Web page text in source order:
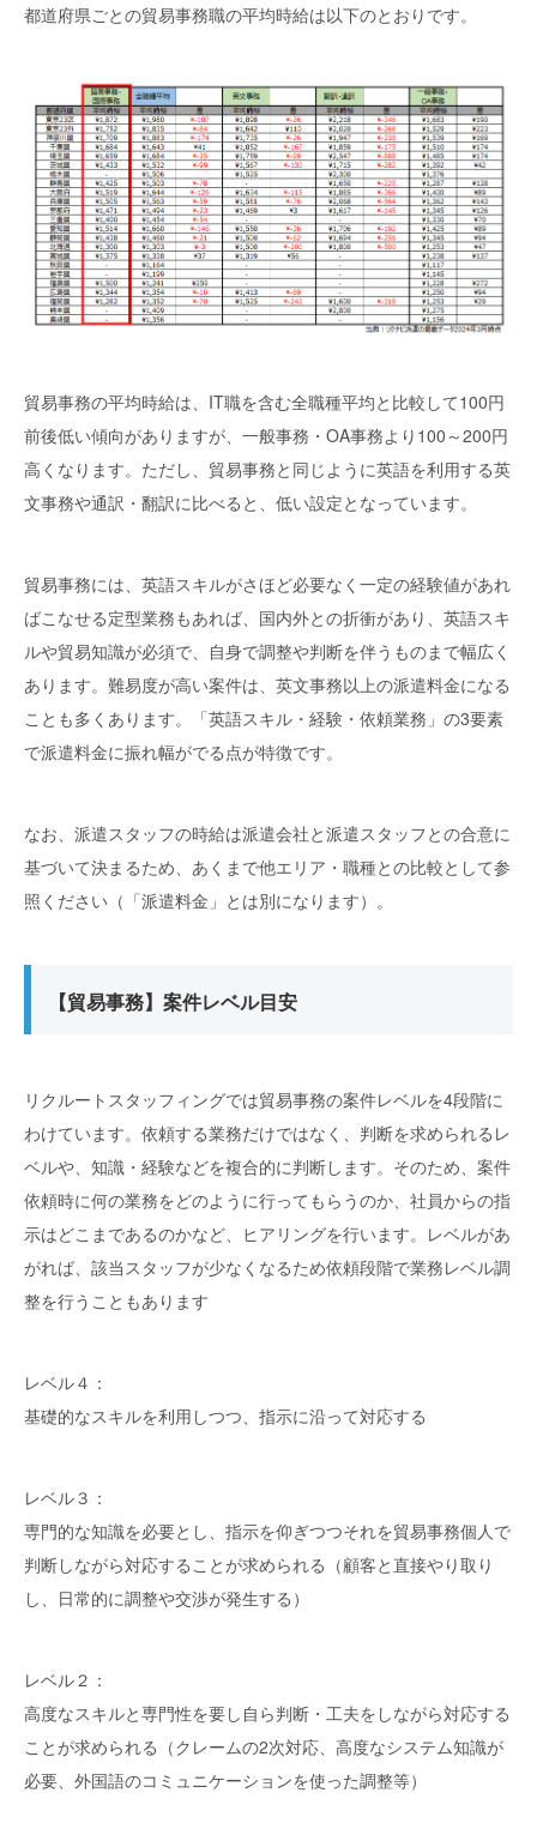
都道府県ごとの貿易事務職の平均時給は以下のとおりです。
貿易事務の平均時給は、IT職を含む全職種平均と比較して100円
前後低い傾向がありますが、一般事務・OA事務より100～200円
高くなります。ただし、貿易事務と同じように英語を利用する英
文事務や通訳・翻訳に比べると、低い設定となっています。
貿易事務には、英語スキルがさほど必要なく一定の経験値があれ
ばこなせる定型業務もあれば、国内外との折衝があり、英語スキ
ルや貿易知識が必須で、自身で調整や判断を伴うものまで幅広く
あります。難易度が高い案件は、英文事務以上の派遣料金になる
ことも多くあります。「英語スキル・経験・依頼業務」の3要素
で派遣料金に振れ幅がでる点が特徴です。
なお、派遣スタッフの時給は派遣会社と派遣スタッフとの合意に
基づいて決まるため、あくまで他エリア・職種との比較として参
照ください（「派遣料金」とは別になります）。
【貿易事務】案件レベル目安
リクルートスタッフィングでは貿易事務の案件レベルを4段階に
わけています。依頼する業務だけではなく、判断を求められるレ
ベルや、知識・経験などを複合的に判断します。そのため、案件
依頼時に何の業務をどのように行ってもらうのか、社員からの指
示はどこまであるのかなど、ヒアリングを行います。レベルがあ
がれば、該当スタッフが少なくなるため依頼段階で業務レベル調
整を行うこともあります
レベル４：
基礎的なスキルを利用しつつ、指示に沿って対応する
レベル３：
専門的な知識を必要とし、指示を仰ぎつつそれを貿易事務個人で
判断しながら対応することが求められる（顧客と直接やり取り
し、日常的に調整や交渉が発生する）
レベル２：
高度なスキルと専門性を要し自ら判断・工夫をしながら対応する
ことが求められる（クレームの2次対応、高度なシステム知識が
必要、外国語のコミュニケーションを使った調整等）